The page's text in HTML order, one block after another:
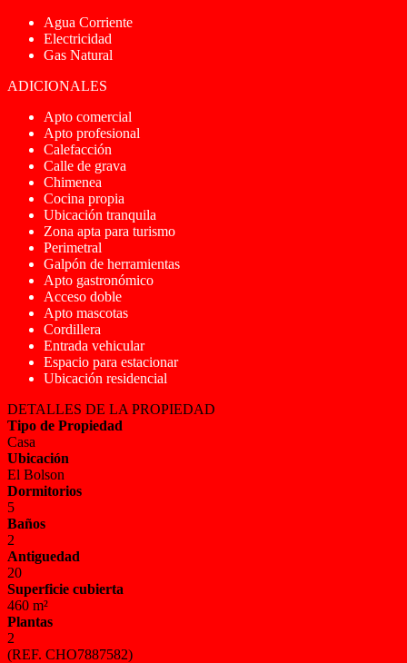
Agua Corriente
Electricidad
Gas Natural
ADICIONALES
Apto comercial
Apto profesional
Calefacción
Calle de grava
Chimenea
Cocina propia
Ubicación tranquila
Zona apta para turismo
Perimetral
Galpón de herramientas
Apto gastronómico
Acceso doble
Apto mascotas
Cordillera
Entrada vehicular
Espacio para estacionar
Ubicación residencial
DETALLES DE LA PROPIEDAD
Tipo de Propiedad
Casa
Ubicación
El Bolson
Dormitorios
5
Baños
2
Antiguedad
20
Superficie cubierta
460 m²
Plantas
2
(REF. CHO7887582)